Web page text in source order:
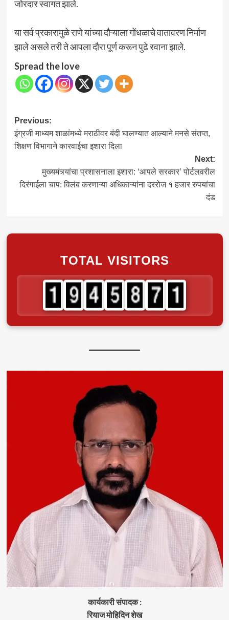
जोरदार स्वागत झाले.
या सर्व प्रकारामुळे राणे यांच्या दौऱ्याला गोंधळाचे वातावरण निर्माण
झाले असले तरी ते आपला दौरा पूर्ण करून पुढे रवाना झाले.
Spread the love
Post
navigation
Previous:
इंग्रजी माध्यम शाळांमध्ये मराठीवर बंदी घालण्यात आल्याने मनसे संतप्त,
शिक्षण विभागाने कारवाईचा इशारा दिला
Next:
मुख्यमंत्र्यांचा प्रशासनाला इशारा: ‘आपले सरकार’ पोर्टलवरील
दिरंगाईला चाप: विलंब करणाऱ्या अधिकाऱ्यांना दररोज १ हजार रुपयांचा
दंड
TOTAL VISITORS
कार्यकारी संपादक :
रियाज मोहिदिन शेख